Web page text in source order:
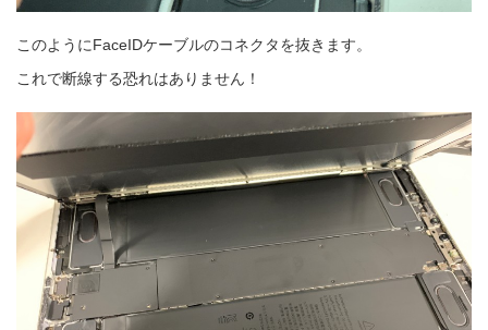
このようにFaceIDケーブルのコネクタを抜きます。
これで断線する恐れはありません！